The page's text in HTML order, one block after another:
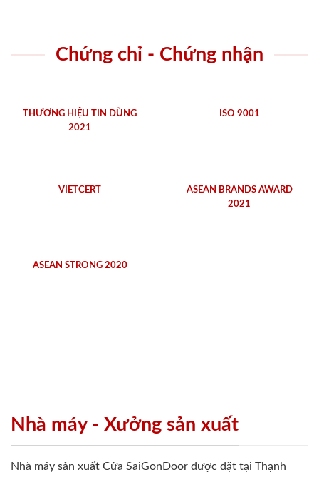
Chứng chỉ - Chứng nhận
THƯƠNG HIỆU TIN DÙNG
2021
ISO 9001
VIETCERT
ASEAN BRANDS AWARD
2021
ASEAN STRONG 2020
Nhà máy - Xưởng sản xuất
Nhà máy sản xuất Cửa SaiGonDoor được đặt tại Thạnh